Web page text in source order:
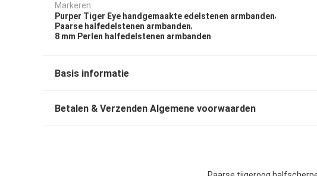
Markeren:
Purper Tiger Eye handgemaakte edelstenen armbanden,
Paarse halfedelstenen armbanden,
8 mm Perlen halfedelstenen armbanden
Basis informatie
Betalen & Verzenden Algemene voorwaarden